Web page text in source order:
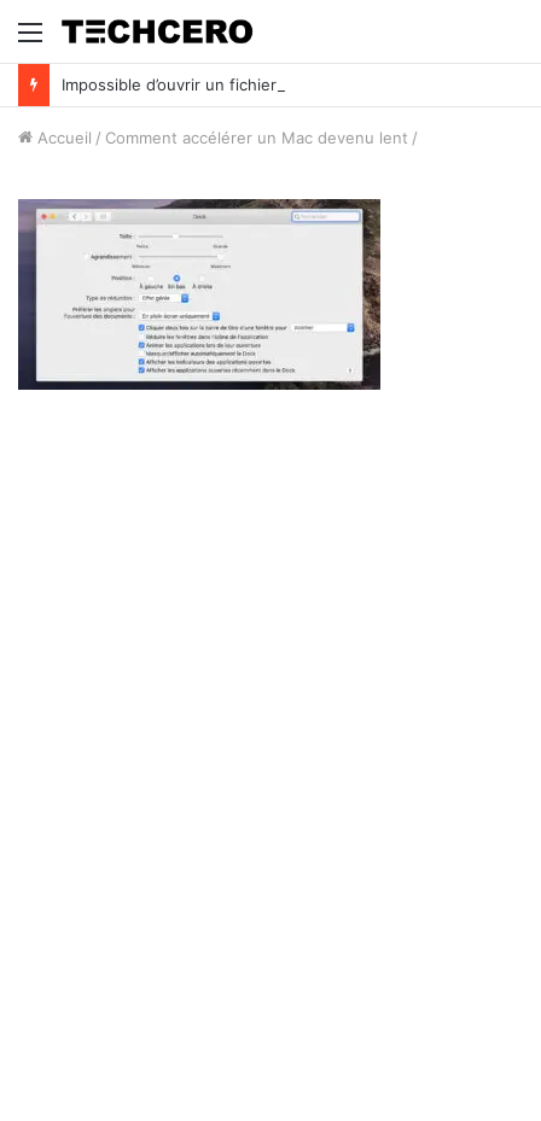
Menu
Impossible d’ouvrir un fichier Excel ? Voici 7 solutions !
Accueil / Comment accélérer un Mac devenu lent /